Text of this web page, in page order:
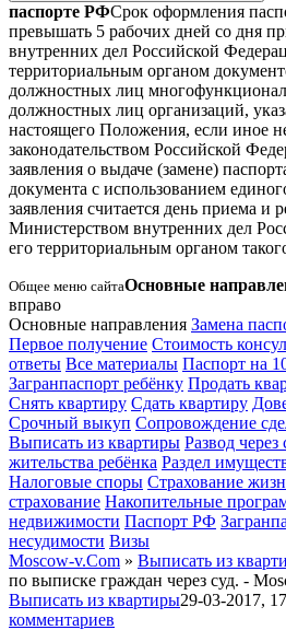
паспорте РФСрок оформления
превышать 5 рабочих дней со дня
внутренних дел Российской
территориальным органом
должностных лиц
должностных лиц организаций,
настоящего Положения, если иное
законодательством Российской
заявления о выдаче (замене)
документа с использованием
заявления считается день приема и
Министерством внутренних дел
его территориальным органом
Общее меню сайтаОсновные
вправо
Основные направления Замена
Первое получение Стоимость
ответы Все материалы Паспорт на
Загранпаспорт ребёнку Продать
Снять квартиру Сдать квартиру
Срочный выкуп Сопровождение
Выписать из квартиры Развод через
жительства ребёнка Раздел
Налоговые споры Страхование
страхование Накопительные
недвижимости Паспорт РФ
несудимости Визы
Moscow-v.Com » Выписать из
по выписке граждан через суд. -
Выписать из квартиры29-03-2017,
комментариев